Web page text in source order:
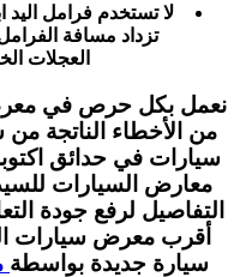
لا تستخدم فرامل اليد
تزداد مسافة
العجلات
نعمل بكل حرص في
من الأخطاء الناتجة
سيارات في حدائق
معارض السيارات
التفاصيل لرفع جودة
أقرب معرض سيارات
سيارة جديدة بواسطة